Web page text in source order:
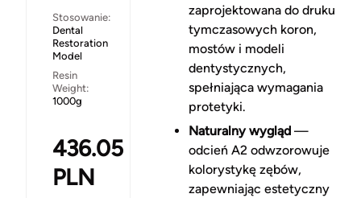
Stosowanie:
Dental
Restoration
Model
Resin
Weight:
1000g
436.05
PLN
zaprojektowana do druku
tymczasowych koron,
mostów i modeli
dentystycznych,
spełniająca wymagania
protetyki.
Naturalny wygląd—
odcień A2 odwzorowuje
kolorystykę zębów,
zapewniając estetyczny